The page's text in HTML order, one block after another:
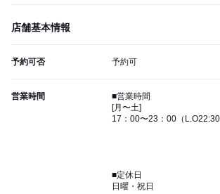
店舗基本情報
予約可否 予約可
営業時間
■営業時間
[月〜土]
17：00〜23：00（L.O22:30
■定休日
日曜・祝日